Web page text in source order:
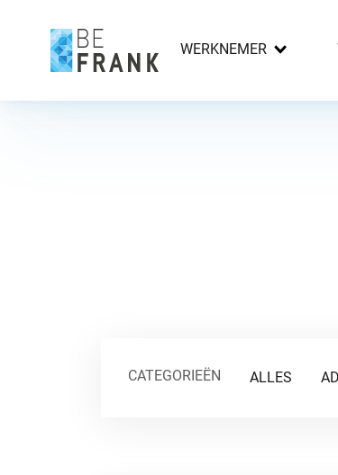
WERKNEMER
CATEGORIEËN ALLES